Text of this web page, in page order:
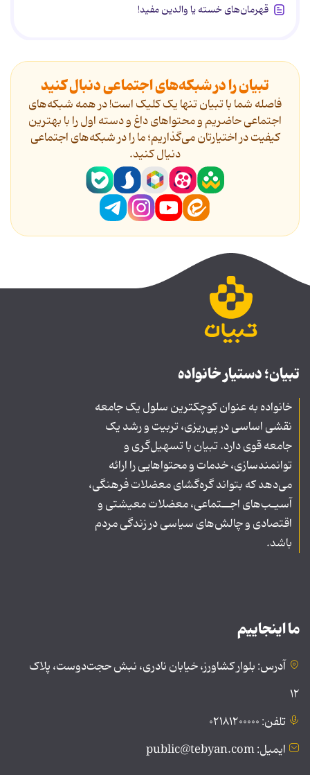
قهرمان‌های خسته یا والدین مفید!
تبیان را در شبکه‌های اجتماعی دنبال کنید
فاصله شما با تبیان تنها یک کلیک است! در همه شبکه‌های
اجتماعی حاضریم و محتواهای داغ و دسته اول را با بهترین
کیفیت در اختیارتان می‌گذاریم؛ ما را در شبکه‌های اجتماعی
دنیال کنید.
تبیان؛ دستیار خانواده
خانواده به عنوان کوچکترین سلول یک جامعه
نقشی اساسی در پی‌ریزی، تربیت و رشد یک
جامعه قوی دارد. تبیان با تسهیل‌گری و
توانمندسازی، خدمات و محتواهایی را ارائه
می‌دهد که بتواند گره‌گشای معضلات فرهنگی،
آسیـب‌های اجــتماعی، معضلات معیشتی و
اقتصادی و چالش‌های سیاسی در زندگی مردم
باشد.
ما اینجاییم
آدرس: بلوار کشاورز، خیابان نادری، نبش حجت‌دوست، پلاک
۱۲
تلفن: ۰۲۱۸۱۲۰۰۰۰۰
ایمیل: public@tebyan.com